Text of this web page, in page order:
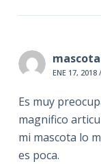
ENE 17, 2018
Es muy
magnifico
mi mascota lo
es poca.